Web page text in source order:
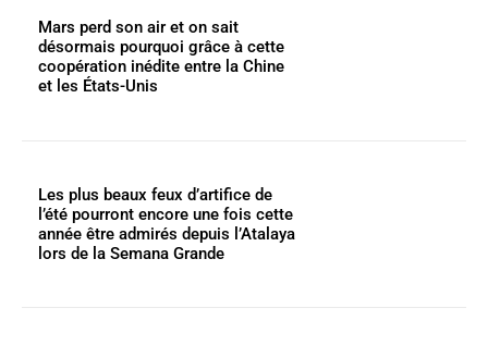
Mars perd son air et on sait
désormais pourquoi grâce à cette
coopération inédite entre la Chine
et les États-Unis
Les plus beaux feux d’artifice de
l’été pourront encore une fois cette
année être admirés depuis l’Atalaya
lors de la Semana Grande